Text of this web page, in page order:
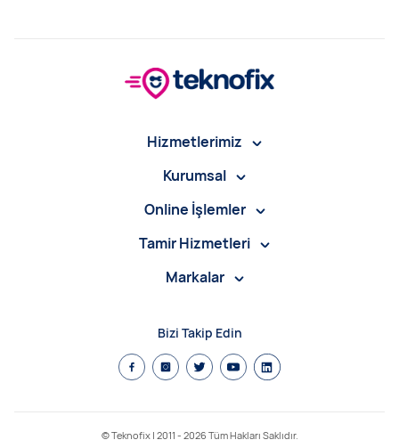
Hizmetlerimiz
Kurumsal
Online İşlemler
Tamir Hizmetleri
Markalar
Bizi Takip Edin
© Teknofix | 2011 - 2026 Tüm Hakları Saklıdır.